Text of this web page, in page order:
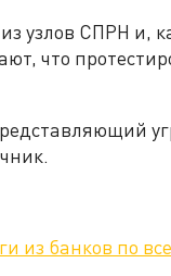
узлов СПРН и,
что
из банков по